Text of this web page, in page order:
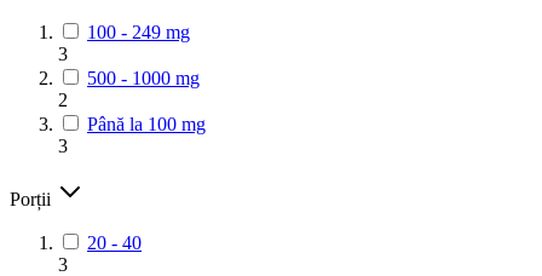
100 - 249 mg
3
500 - 1000 mg
2
Până la 100 mg
3
Porții
20 - 40
3